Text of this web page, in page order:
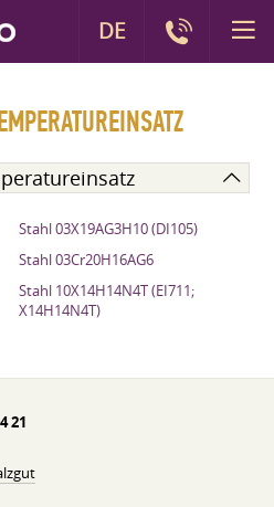
Stahl 03X19AG3H10 (DI105)
Stahl 03Cr20H16AG6
Stahl 10X14H14N4T (EI711;
X14H14N4T)
21
DE